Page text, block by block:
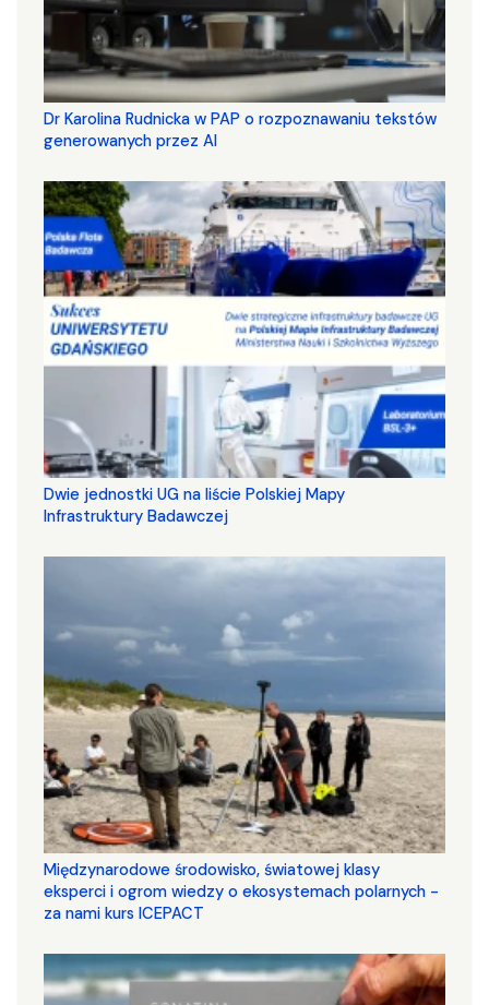
Dr Karolina Rudnicka w PAP o rozpoznawaniu tekstów
generowanych przez AI
Dwie jednostki UG na liście Polskiej Mapy
Infrastruktury Badawczej
Międzynarodowe środowisko, światowej klasy
eksperci i ogrom wiedzy o ekosystemach polarnych -
za nami kurs ICEPACT